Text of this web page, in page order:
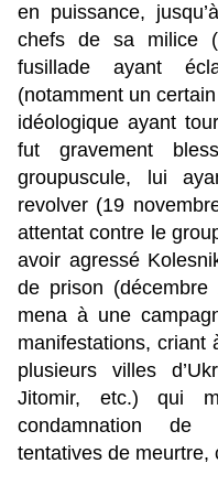
en puissance,
chefs de sa milice
fusillade ayant
(notamment un
idéologique ayant
fut gravement
groupuscule, lui
revolver (19
attentat contre le
avoir agressé
de prison (décembre
mena à une
manifestations, criant
plusieurs villes
Jitomir, etc.) qui
condamnation de
tentatives de meurtre,